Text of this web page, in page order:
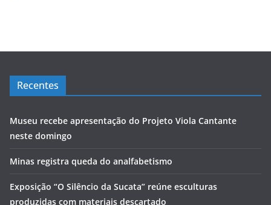
Recentes
Museu recebe apresentação do Projeto Viola Cantante
neste domingo
Minas registra queda do analfabetismo
Exposição “O Silêncio da Sucata” reúne esculturas
produzidas com materiais descartado